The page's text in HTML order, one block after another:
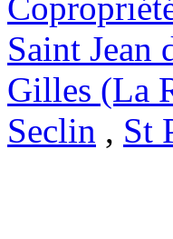
Saint Jean
Gilles (La
Seclin , St